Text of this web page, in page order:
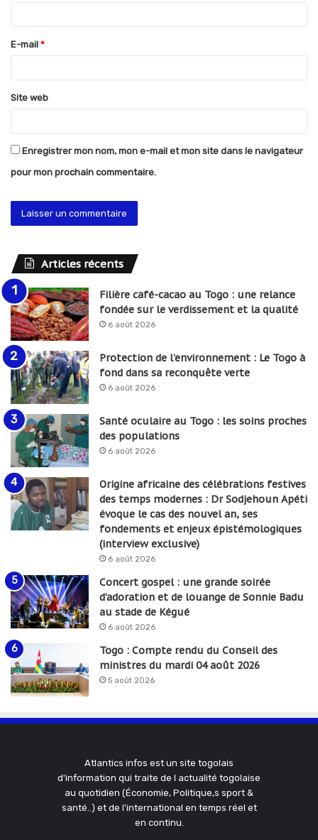
e
*
E-mail *
Site web
Enregistrer mon nom, mon e-mail et mon site dans le navigateur
pour mon prochain commentaire.
Articles récents
Filière café-cacao au Togo : une relance
fondée sur le verdissement et la qualité
6 août 2026
Protection de l’environnement : Le Togo à
fond dans sa reconquête verte
6 août 2026
Santé oculaire au Togo : les soins proches
des populations
6 août 2026
Origine africaine des célébrations festives
des temps modernes : Dr Sodjehoun Apéti
évoque le cas des nouvel an, ses
fondements et enjeux épistémologiques
(interview exclusive)
6 août 2026
Concert gospel : une grande soirée
d’adoration et de louange de Sonnie Badu
au stade de Kégué
6 août 2026
Togo : Compte rendu du Conseil des
ministres du mardi 04 août 2026
5 août 2026
Atlantics infos est un site togolais
d'information qui traite de l actualité togolaise
au quotidien (Économie, Politique,s sport &
santé..) et de l'international en temps réel et
en continu.